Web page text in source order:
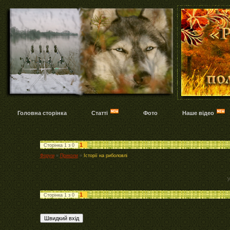
Головна сторінка Статті Фото Наше відео
Сторінка 1з 0 1
Форум » Приколи » Історії на риболовлі
Сторінка 1з 0 1